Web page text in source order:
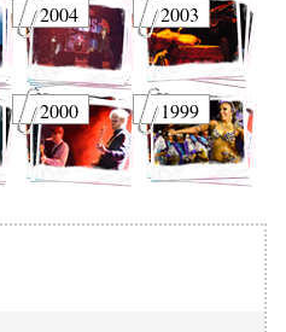
2004 2003
2000 1999